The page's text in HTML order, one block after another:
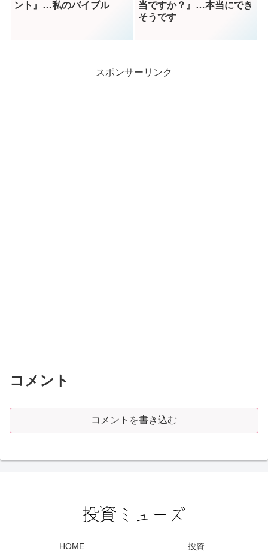
ント』…私のバイブル
当ですか？』…本当にでき
そうです
スポンサーリンク
コメント
コメントを書き込む
HOME 投資